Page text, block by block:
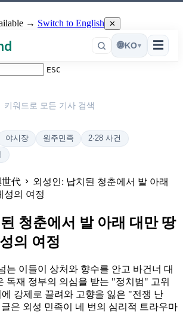
→ Switch to English ✕
☰
🌐KO▾
ESC
키워드로 모든 기사 검색
야시장 원주민족
2·28 사건
世代
외성인: 납치된 청춘에서 발 아래
성의 여정
청춘에서 발 아래 대만 땅
의 여정
는 이들이 상처와 향수를 안고 바건너 대
독재 정부의 의심을 받는 "정치범" 고위
강제로 끌려와 고향을 잃은 "전쟁 난
은 외성 민족이 네 번의 심리적 트라우마